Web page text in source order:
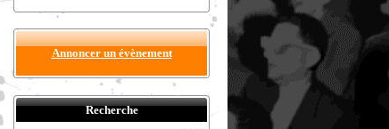
Annoncer un évènement
Recherche